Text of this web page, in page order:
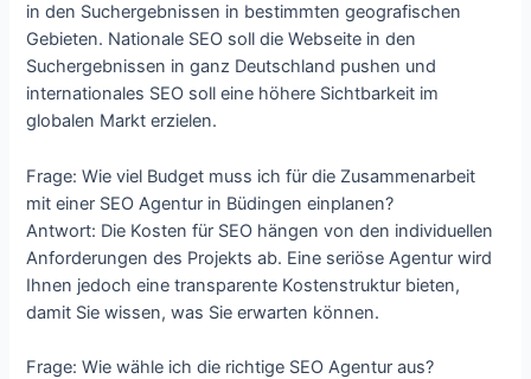
in den Suchergebnissen in bestimmten geografischen
Gebieten. Nationale SEO soll die Webseite in den
Suchergebnissen in ganz Deutschland pushen und
internationales SEO soll eine höhere Sichtbarkeit im
globalen Markt erzielen.
Frage: Wie viel Budget muss ich für die Zusammenarbeit
mit einer SEO Agentur in Büdingen einplanen?
Antwort: Die Kosten für SEO hängen von den individuellen
Anforderungen des Projekts ab. Eine seriöse Agentur wird
Ihnen jedoch eine transparente Kostenstruktur bieten,
damit Sie wissen, was Sie erwarten können.
Frage: Wie wähle ich die richtige SEO Agentur aus?